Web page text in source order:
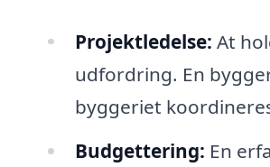
Projektledelse: At
udfordring. En
byggeriet
Budgettering: En